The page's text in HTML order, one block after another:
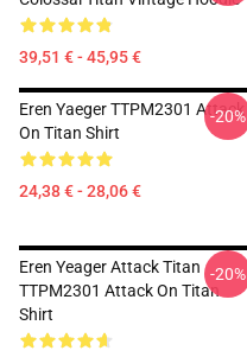
39,51 € - 45,95 €
Eren Yaeger TTPM2301 Attack
On Titan Shirt
24,38 € - 28,06 €
-20%
Eren Yeager Attack Titan
TTPM2301 Attack On Titan
Shirt
-20%